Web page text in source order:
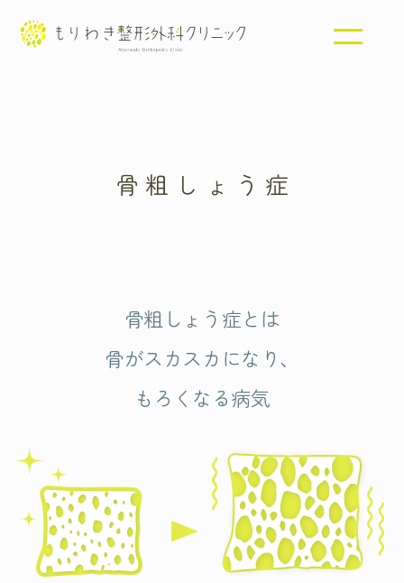
メニ
骨粗しょう症
骨粗しょう症とは
骨がスカスカになり、
もろくなる病気